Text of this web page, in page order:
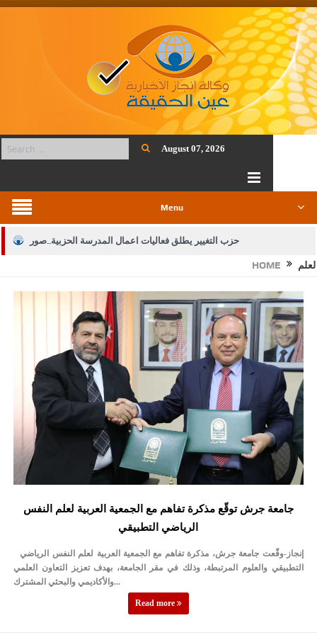
August 07, 2026
Menu
حزب التغيير يطلق فعاليات اعمال المدرسة الحزبية..صور
الجيش يفتح باب التجنيد لحملة البكالوريوس في الحقوق والقانون
بيان اجتماع عمّان:دعم الوصاية الهاشمية التاريخية على المقدسات
الإسلامية والمسيحية
الأمن يتلف 16 مليون حبة كبتاجون و1480 كغم مواد مخدرة
النواب يقر مشروع تعديل قانون الملكية العقارية
القاضي يلتقي رؤساء تحرير الصحف اليومية ويؤكد حرص مجلس النواب
على شراكة فاعلة مع الإعلام
دعوة المكلفين بخدمة العلم (الدفعة الثالثة) إلى مراجعة منصة خدمة
العلم
الملك يلتقي مجموعة من رفاق السلاح
الملك يتلقى اتصالا هاتفيا من العاهل البحريني
القاضي محمود أحمد فريحات.. مبارك ومزيدا من التوفيق
HOME لعلم
جامعة جرش توقّع مذكرة تفاهم مع الجمعية العربية لعلم النفس
الرياضي التطبيقي
التطبيقي والعلوم المرتبطة، وذلك في مقر الجامعة، بهدف تعزيز التعاون العلمي
والأكاديمي والبحثي المشترك...
Read more